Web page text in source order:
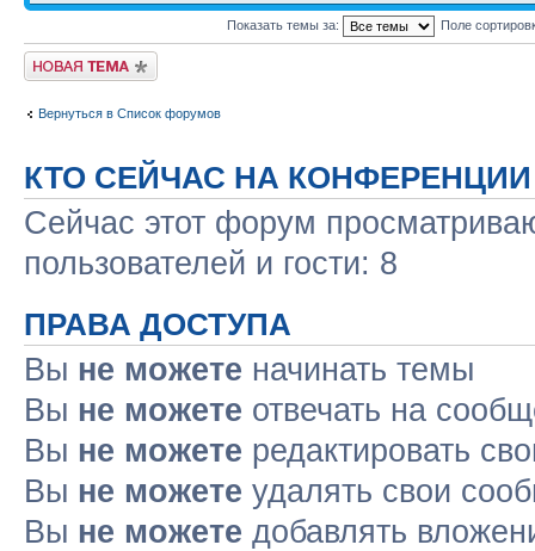
Показать темы за: Поле
Новая тема
Вернуться в Список форумов
КТО СЕЙЧАС НА КОНФЕРЕНЦИИ
Сейчас этот форум
пользователей и гости: 8
ПРАВА ДОСТУПА
Вы не можете начинать темы
Вы не можете отвечать на
Вы не можете редактировать
Вы не можете удалять свои
Вы не можете добавлять